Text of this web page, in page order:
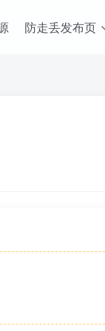
防走丢发布页